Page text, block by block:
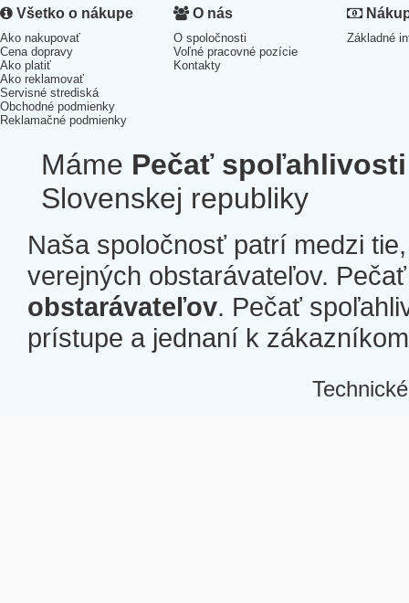
Všetko o nákupe
Ako nakupovať
Cena dopravy
Ako platiť
Ako reklamovať
Servisné strediská
Obchodné podmienky
Reklamačné podmienky
O nás
O spoločnosti
Voľné pracovné pozície
Kontakty
Základné
Máme Pečať spoľahlivosti
Slovenskej republiky
Naša spoločnosť patrí medzi
verejných obstarávateľov.
obstarávateľov. Pečať
prístupe a jednaní k